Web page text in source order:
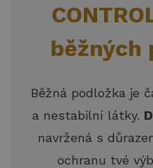
běžných
Běžná podložka je
a nestabilní látky.
navržená s
ochranu tvé